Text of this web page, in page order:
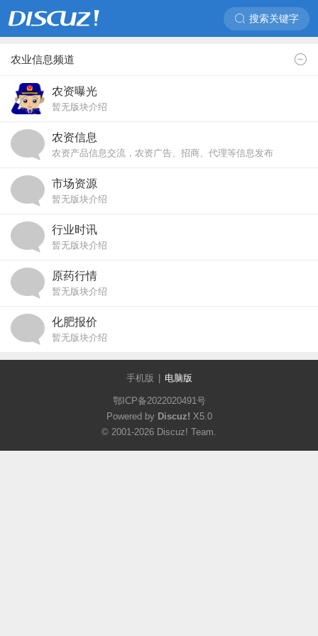
搜索关键字
农业信息频道
农资曝光
暂无版块介绍
农资信息
农资产品信息交流，农资广告、招商、代理等信息发布
市场资源
暂无版块介绍
行业时讯
暂无版块介绍
原药行情
暂无版块介绍
化肥报价
暂无版块介绍
手机版 电脑版
鄂ICP备2022020491号
Powered by Discuz! X5.0
© 2001-2026 Discuz! Team.